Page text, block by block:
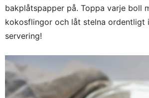
bakplåtspapper på. Toppa varje boll
kokosflingor och låt stelna ordentligt
servering!